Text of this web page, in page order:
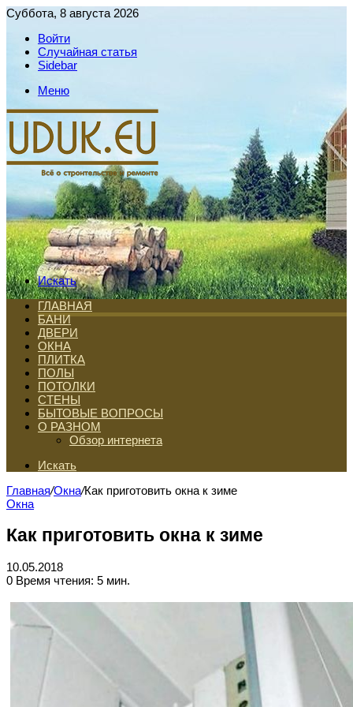
Суббота, 8 августа 2026
Войти
Случайная статья
Sidebar
Меню
Искать
ГЛАВНАЯ
БАНИ
ДВЕРИ
ОКНА
ПЛИТКА
ПОЛЫ
ПОТОЛКИ
СТЕНЫ
БЫТОВЫЕ ВОПРОСЫ
О РАЗНОМ
Обзор интернета
Искать
Главная/Окна/Как приготовить окна к зиме
Окна
Как приготовить окна к зиме
10.05.2018
0 Время чтения: 5 мин.